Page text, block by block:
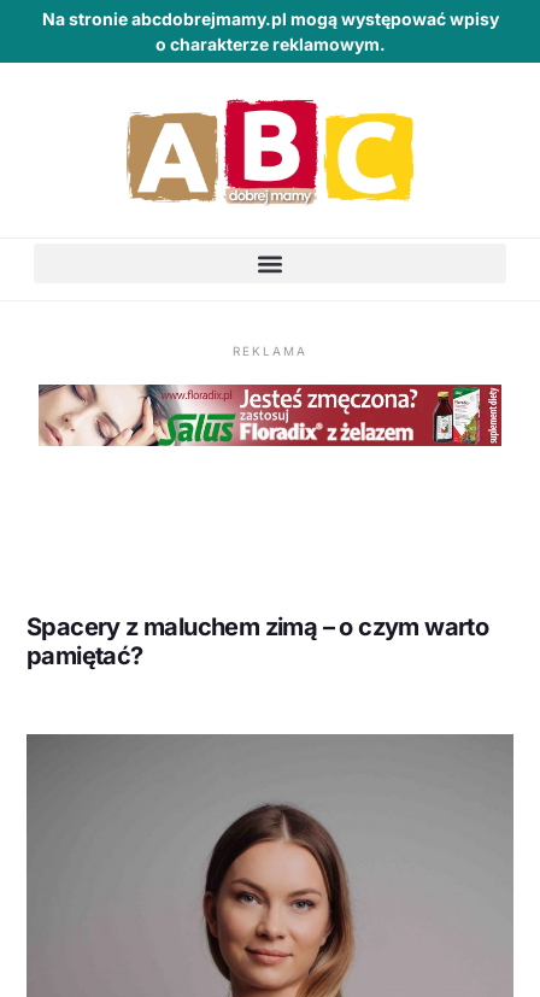
Na stronie abcdobrejmamy.pl mogą występować wpisy
o charakterze reklamowym.
REKLAMA
Spacery z maluchem zimą – o czym warto
pamiętać?